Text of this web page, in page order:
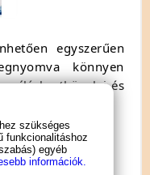
egyszerűen
könnyen
nyílásba (hüvelyi és
szükséges
funkcionalitáshoz
egyéb
információk.